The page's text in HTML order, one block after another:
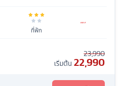
ที่พัก
23,990
เริ่มต้น 22,990